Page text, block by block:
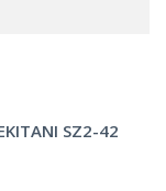
SZ2-42